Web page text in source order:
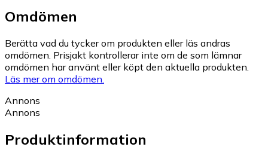
Omdömen
Berätta vad du tycker om produkten eller läs andras
omdömen. Prisjakt kontrollerar inte om de som lämnar
omdömen har använt eller köpt den aktuella produkten.
Läs mer om omdömen.
Annons
Annons
Produktinformation